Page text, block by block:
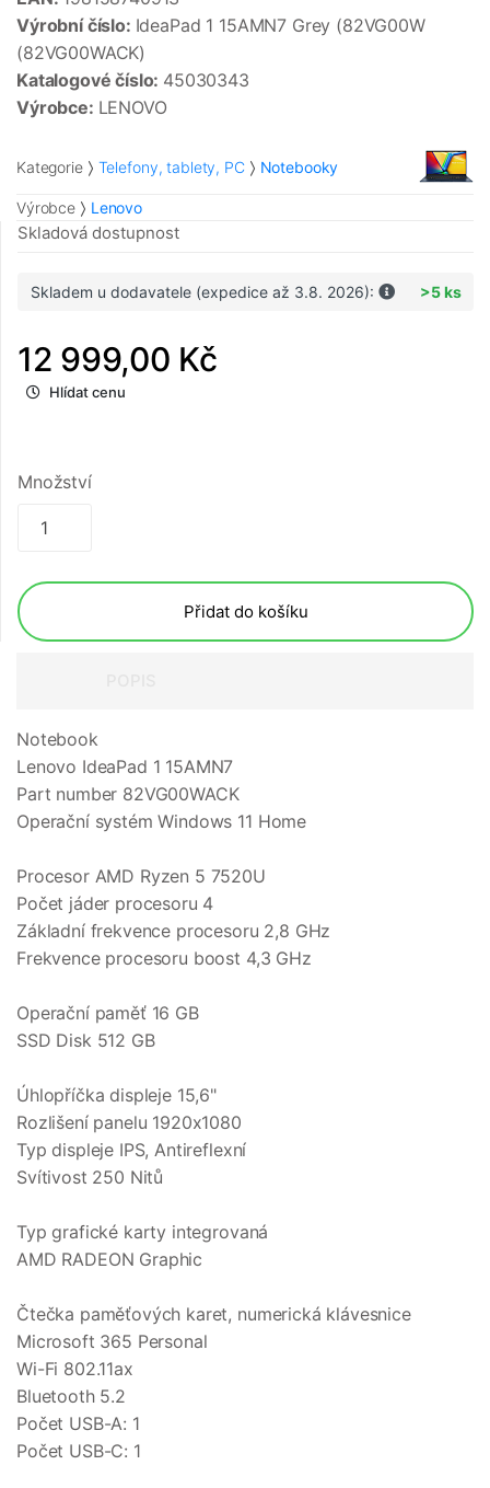
Výrobní číslo: IdeaPad 1 15AMN7 Grey (82VG00W
(82VG00WACK)
Katalogové číslo: 45030343
Výrobce: LENOVO
Kategorie Telefony, tablety, PC Notebooky
Výrobce Lenovo
Skladová dostupnost
Skladem u dodavatele (expedice až 3.8. 2026): >5 ks
12 999,00 Kč
Hlídat cenu
Množství
Přidat do košíku
Notebook
Lenovo IdeaPad 1 15AMN7
Part number 82VG00WACK
Operační systém Windows 11 Home
Procesor AMD Ryzen 5 7520U
Počet jáder procesoru 4
Základní frekvence procesoru 2,8 GHz
Frekvence procesoru boost 4,3 GHz
Operační paměť 16 GB
SSD Disk 512 GB
Úhlopříčka displeje 15,6"
Rozlišení panelu 1920x1080
Typ displeje IPS, Antireflexní
Svítivost 250 Nitů
Typ grafické karty integrovaná
AMD RADEON Graphic
Čtečka paměťových karet, numerická klávesnice
Microsoft 365 Personal
Wi-Fi 802.11ax
Bluetooth 5.2
Počet USB-A: 1
Počet USB-C: 1